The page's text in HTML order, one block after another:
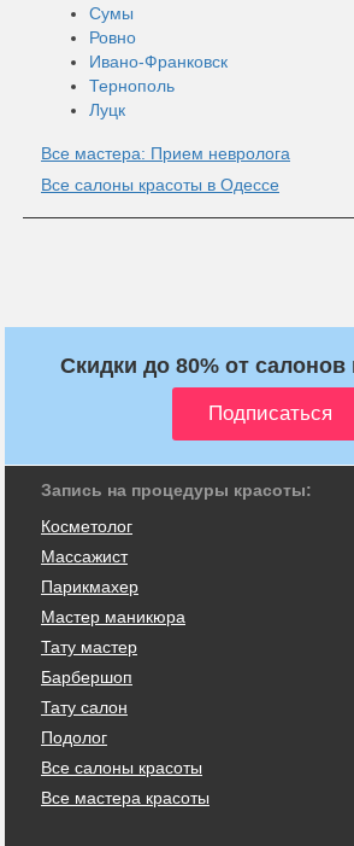
Сумы
Ровно
Ивано-Франковск
Тернополь
Луцк
Все мастера: Прием невролога
Все салоны красоты в Одессе
Скидки до 80% от салонов
Запись на процедуры красоты:
Косметолог
Массажист
Парикмахер
Мастер маникюра
Тату мастер
Барбершоп
Тату салон
Подолог
Все салоны красоты
Все мастера красоты